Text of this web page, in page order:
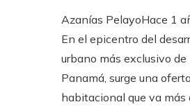
Azanías PelayoHace 1
En el epicentro del
urbano más exclusivo de
Panamá, surge una
habitacional que va más